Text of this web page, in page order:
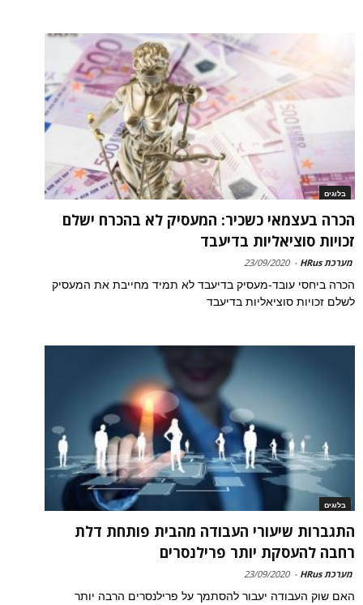
בלוגים
הכרה בעצמאי כשכיר: המעסיק לא בהכרח ישלם
זכויות סוציאליות בדיעבד
מערכת HRus -
23/09/2020
הכרה ביחסי עובד-מעסיק בדיעבד לא תמיד מחייבת את המעסיק
לשלם זכויות סוציאליות בדיעבד
בלוגים
התגברות שיעורי העבודה מהבית פותחת דלת
רחבה להעסקת יותר פרילנסרים
מערכת HRus -
23/09/2020
האם שוק העבודה יעבור להסתמך על פרילנסרים הרבה יותר